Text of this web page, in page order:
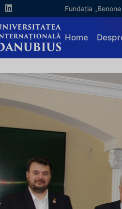
Fundația
Home